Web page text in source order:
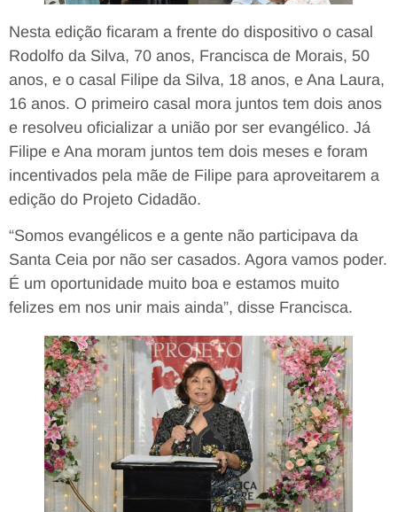
Nesta edição ficaram a frente do dispositivo o casal
Rodolfo da Silva, 70 anos, Francisca de Morais, 50
anos, e o casal Filipe da Silva, 18 anos, e Ana Laura,
16 anos. O primeiro casal mora juntos tem dois anos
e resolveu oficializar a união por ser evangélico. Já
Filipe e Ana moram juntos tem dois meses e foram
incentivados pela mãe de Filipe para aproveitarem a
edição do Projeto Cidadão.
“Somos evangélicos e a gente não participava da
Santa Ceia por não ser casados. Agora vamos poder.
É um oportunidade muito boa e estamos muito
felizes em nos unir mais ainda”, disse Francisca.